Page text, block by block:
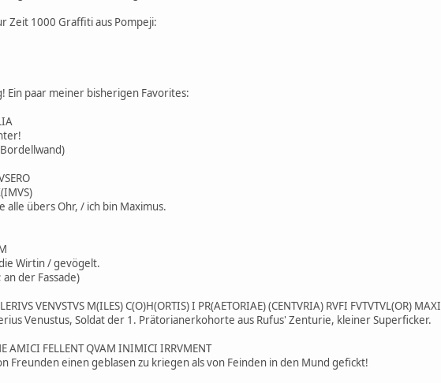
Zeit 1000 Graffiti aus Pompeji:
Ein paar meiner bisherigen Favorites:
alle übers Ohr, / ich bin Maximus.
Wirtin / gevögelt.
an der Fassade)
VENVSTVS M(ILES) C(O)H(ORTIS) I PR(AETORIAE) (CENTVRIA) RVFI FVTVTVL(OR)
Venustus, Soldat der 1. Prätorianerkohorte aus Rufus' Zenturie, kleiner Superficker.
AMICI FELLENT QVAM INIMICI IRRVMENT
Freunden einen geblasen zu kriegen als von Feinden in den Mund gefickt!